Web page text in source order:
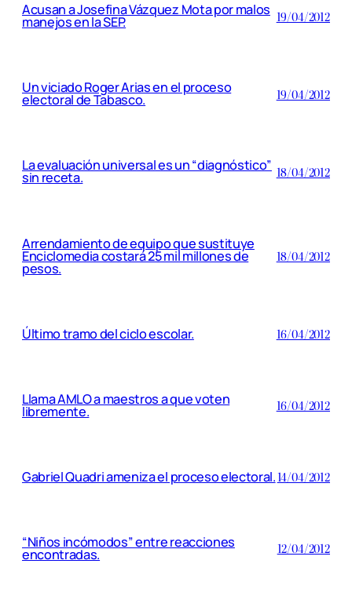
Acusan a Josefina Vázquez Mota por malos
manejos en la SEP. 19/04/2012
Un viciado Roger Arias en el proceso
electoral de Tabasco. 19/04/2012
La evaluación universal es un “diagnóstico”
sin receta. 18/04/2012
Arrendamiento de equipo que sustituye
Enciclomedia costará 25 mil millones de
pesos.
18/04/2012
Último tramo del ciclo escolar. 16/04/2012
Llama AMLO a maestros a que voten
libremente. 16/04/2012
Gabriel Quadri ameniza el proceso electoral.14/04/2012
“Niños incómodos” entre reacciones
encontradas. 12/04/2012